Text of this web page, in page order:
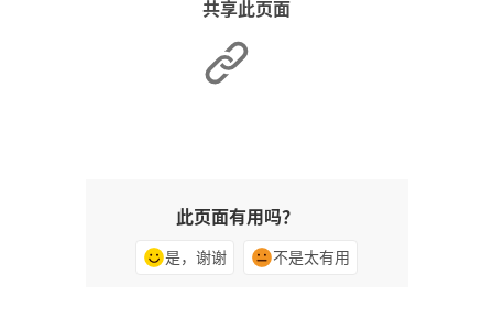
共享此页面
此页面有用吗？
是，谢谢 不是太有用